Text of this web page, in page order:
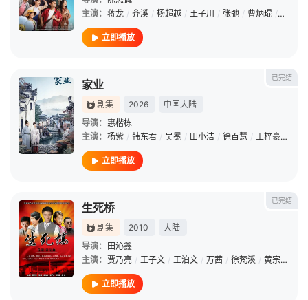
主演： 蒋龙 / 齐溪 / 杨超越 / 王子川 / 张弛 / 曹炳琨 / 黄毅
立即播放
已完结
家业
剧集 2026
中国大陆
导演： 惠楷栋
主演： 杨紫 / 韩东君 / 吴冕 / 田小洁 / 徐百慧 / 王梓豪 /
立即播放
已完结
生死桥
剧集 2010
大陆
导演：
田沁鑫
主演： 贾乃亮 / 王子文 / 王泊文 / 万茜 / 徐梵溪 / 黄宗江
立即播放